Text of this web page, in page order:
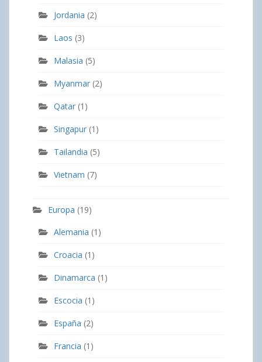
Jordania (2)
Laos (3)
Malasia (5)
Myanmar (2)
Qatar (1)
Singapur (1)
Tailandia (5)
Vietnam (7)
Europa (19)
Alemania (1)
Croacia (1)
Dinamarca (1)
Escocia (1)
España (2)
Francia (1)